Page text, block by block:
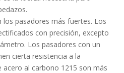
pasadores más fuertes. Los
con precisión, excepto
Los pasadores con un
cierta resistencia a la
al carbono 1215 son más